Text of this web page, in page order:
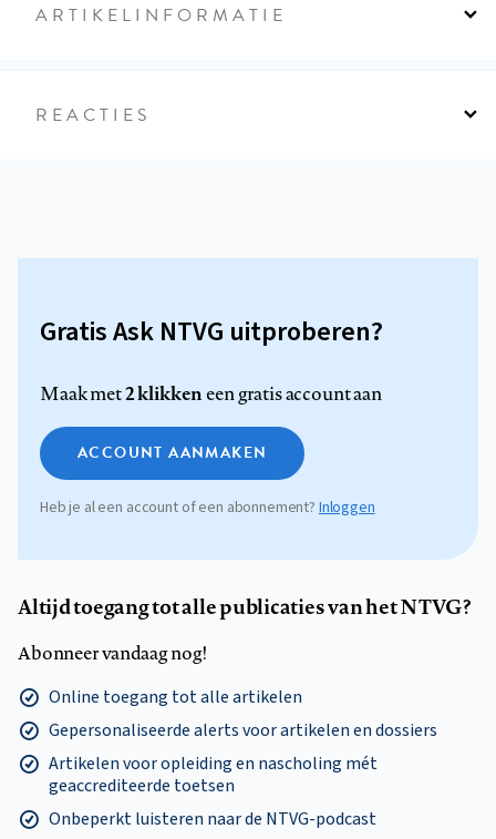
ARTIKELINFORMATIE
REACTIES
Gratis Ask NTVG uitproberen?
Maak met2 klikkeneen gratis account aan
ACCOUNT AANMAKEN
Heb je al een account of een abonnement?Inloggen
Altijd toegang tot alle publicaties van het NTVG?
Abonneer vandaag nog!
Online toegang tot alle artikelen
Gepersonaliseerde alerts voor artikelen en dossiers
Artikelen voor opleiding en nascholing mét
geaccrediteerde toetsen
Onbeperkt luisteren naar de NTVG-podcast